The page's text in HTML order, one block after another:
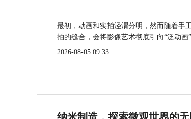
最初，动画和实拍泾渭分明，然而随着手
拍的缝合，会将影像艺术彻底引向“泛动画”
2026-08-05 09:33